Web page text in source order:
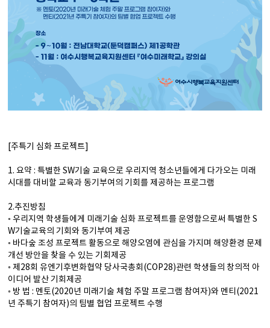
[주특기 심화 프로젝트]
1. 요약 : 특별한 SW기술 교육으로 우리지역 청소년들에게 다가오는 미래
시대를 대비할 교육과 동기부여의 기회를 제공하는 프로그램
2.추진방침
◦ 우리지역 학생들에게 미래기술 심화 프로젝트를 운영함으로써 특별한 S
W기술교육의 기회와 동기부여 제공
◦ 바다숲 조성 프로젝트 활동으로 해양오염에 관심을 가지며 해양환경 문제
개선 방안을 찾을 수 있는 기회제공
◦ 제28회 유엔기후변화협약 당사국총회(COP28)관련 학생들의 창의적 아
이디어 발산 기회제공
◦ 방 법 : 멘토(2020년 미래기술 체험 주말 프로그램 참여자)와 멘티(2021
년 주특기 참여자)의 팀별 협업 프로젝트 수행